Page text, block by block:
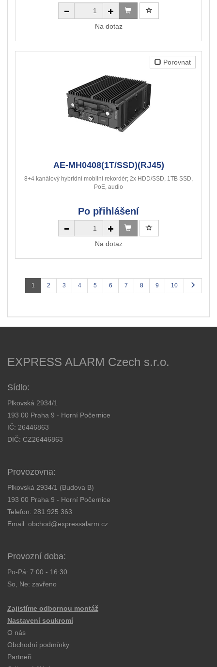
Na dotaz
Porovnat
AE-MH0408(1T/SSD)(RJ45)
8+4 kanálový hybridní mobilní rekordér; 2x HDD/SSD, 1TB SSD,
PoE, audio
Po přihlášení
Na dotaz
1 2 3 4 5 6 7 8 9 10
EXPRESS ALARM Czech s.r.o.
Sídlo:
Plkovská 2934/1
193 00 Praha 9 - Horní Počernice
IČ: 26446863
DIČ: CZ26446863
Provozovna:
Plkovská 2934/1 (Budova B)
193 00 Praha 9 - Horní Počernice
Telefon: 281 925 363
Email: obchod@expressalarm.cz
Provozní doba:
Po-Pá: 7:00 - 16:30
So, Ne: zavřeno
Zajistíme odbornou montáž
Nastavení soukromí
O nás
Obchodní podmínky
Partneři